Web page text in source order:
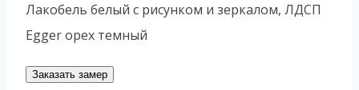
Лакобель белый с рисунком и зеркалом, ЛДСП
Egger орех темный
Заказать замер